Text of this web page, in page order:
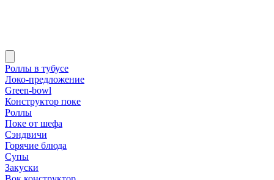
Роллы в тубусе
Локо-предложение
Green-bowl
Конструктор поке
Роллы
Поке от шефа
Сэндвичи
Горячие блюда
Супы
Закуски